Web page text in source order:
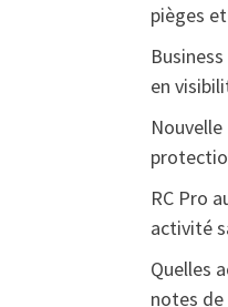
pièges
en
RC Pro
activité
Quelles
notes de